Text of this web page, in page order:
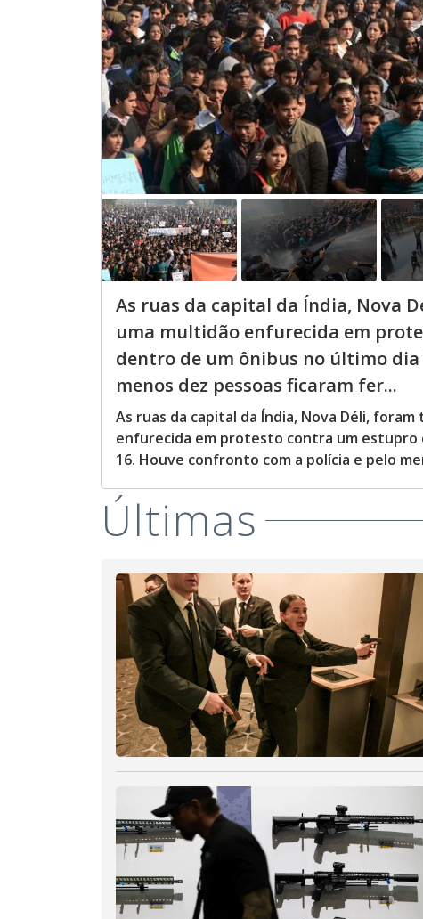
As ruas da capital da Índia, Nova
uma multidão enfurecida em
dentro de um ônibus no último
menos dez pessoas ficaram fer...
As ruas da capital da Índia, Nova Déli,
enfurecida em protesto contra um
16. Houve confronto com a polícia e pelo
Últimas